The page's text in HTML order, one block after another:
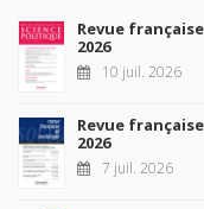
Revue
2026
10 juil. 2026
Revue
2026
7 juil. 2026